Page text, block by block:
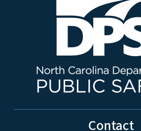
Contact